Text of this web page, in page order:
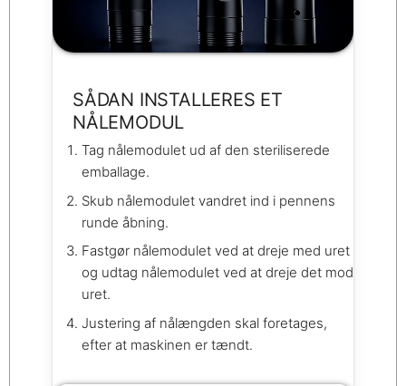
SÅDAN INSTALLERES ET
NÅLEMODUL
Tag nålemodulet ud af den steriliserede
emballage.
Skub nålemodulet vandret ind i pennens
runde åbning.
Fastgør nålemodulet ved at dreje med uret
og udtag nålemodulet ved at dreje det mod
uret.
Justering af nålængden skal foretages,
efter at maskinen er tændt.